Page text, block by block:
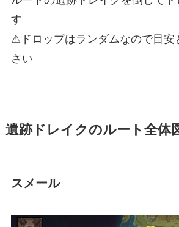
す
⚠ドロップはランダムなので目安
さい
遺跡ドレイクのルート全体
スメール